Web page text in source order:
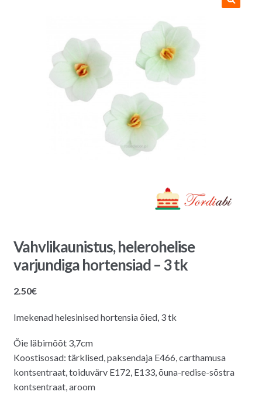
Vahvlikaunistus, helerohelise
varjundiga hortensiad – 3 tk
2.50€
Imekenad helesinised hortensia õied, 3 tk
Õie läbimõõt 3,7cm
Koostisosad: tärklised, paksendaja E466, carthamusa
kontsentraat, toiduvärv E172, E133, õuna-redise-sõstra
kontsentraat, aroom